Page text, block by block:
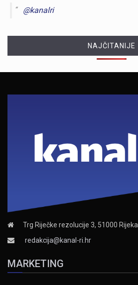
@kanalri
NAJČITANIJE
Trg Riječke rezolucije 3, 51000 Rijeka
redakcija@kanal-ri.hr
MARKETING